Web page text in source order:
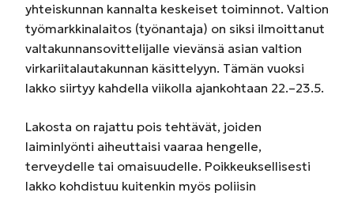
yhteiskunnan kannalta keskeiset toiminnot. Valtion
työmarkkinalaitos (työnantaja) on siksi ilmoittanut
valtakunnansovittelijalle vievänsä asian valtion
virkariitalautakunnan käsittelyyn. Tämän vuoksi
lakko siirtyy kahdella viikolla ajankohtaan 22.–23.5.
Lakosta on rajattu pois tehtävät, joiden
laiminlyönti aiheuttaisi vaaraa hengelle,
terveydelle tai omaisuudelle. Poikkeuksellisesti
lakko kohdistuu kuitenkin myös poliisin